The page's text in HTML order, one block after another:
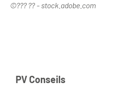
©??? ?? - stock.adobe.com
PV Conseils